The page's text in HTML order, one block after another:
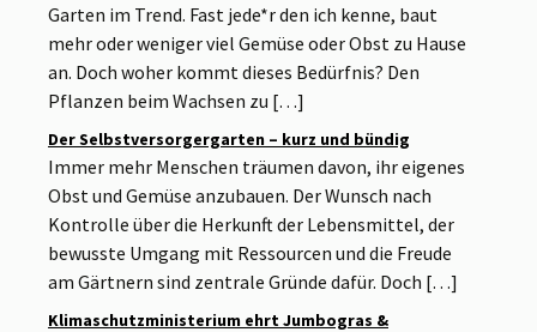
Garten im Trend. Fast jede*r den ich kenne, baut
mehr oder weniger viel Gemüse oder Obst zu Hause
an. Doch woher kommt dieses Bedürfnis? Den
Pflanzen beim Wachsen zu […]
Der Selbstversorgergarten – kurz und bündig
Immer mehr Menschen träumen davon, ihr eigenes
Obst und Gemüse anzubauen. Der Wunsch nach
Kontrolle über die Herkunft der Lebensmittel, der
bewusste Umgang mit Ressourcen und die Freude
am Gärtnern sind zentrale Gründe dafür. Doch […]
Klimaschutzministerium ehrt Jumbogras &